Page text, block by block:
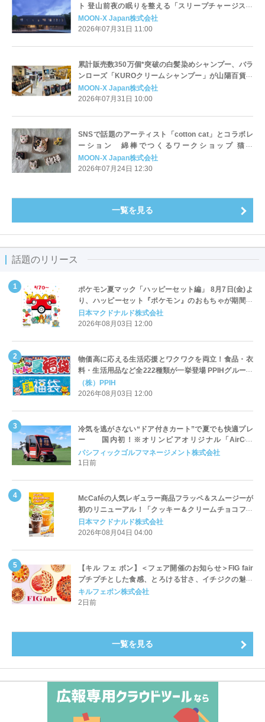
ト 登山前夜の眠りを整える「スリープチャージステ
イ」プラン 2026年7月31日（金）より販売開始
MOON-X Japan株式会社
2026年07月31日 11:00
累計販売数350万個*突破の白髪染めシャンプー、バラ
ンローズ「KUROクリームシャンプー」が山陽百貨店
で常設販売を開始
MOON-X Japan株式会社
2026年07月31日 10:00
SNSで話題のアーティスト「cotton cat」とコラボレ
ーション 綿棒でつくるワークショップ 猫壱
OFFICIAL STORE ららぽーと横浜店で開催
MOON-X Japan株式会社
2026年07月24日 12:30
一覧を見る
話題のリリース
ポケモン夏マック「ハッピーセット編」 8月7日(金)よ
り、ハッピーセット『ポケモン』のおもちゃが期間限
定登場
日本マクドナルド株式会社
2026年08月03日 12:00
物価高に応える生活応援とワクワクを両立！食品・衣
料・生活用品など全222種類が一挙登場 PPIHグループ
「夏福袋」＆セール 8月6日(木)より順次スタート
（株）PPIH
2026年08月03日 12:00
冷気を逃がさない“ドア付きカート”で夏でも快適プレ
ー 国内初！※オリンピアオリジナル「AirCon
Cart（エアコンカート）」導入 | ＰＧＭ
パシフィックゴルフマネージメント株式会社
1日前
McCaféの人気レギュラー商品フラッペ＆スムージーが
初のリニューアル！「クッキー＆クリームチョコフラ
ッペ」「マンゴースムージー」8月5日（水）から販売
開始
日本マクドナルド株式会社
2026年08月04日 04:00
【キル フェ ボン】＜フェア開催のお知らせ＞FIG fair
プチプチとした食感、とろける甘さ、イチジクの魅力
をたっぷりと。新作を含め、イチジク尽くしの全4種が
登場8月20日（木）スタート
キルフェボン株式会社
2日前
一覧を見る